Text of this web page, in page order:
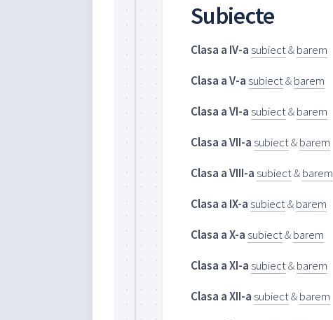
Subiecte
Clasa a IV-a subiect&barem
Clasa a V-a subiect&barem
Clasa a VI-a subiect&barem
Clasa a VII-a subiect&barem
Clasa a VIII-a subiect&barem
Clasa a IX-a subiect&barem
Clasa a X-a subiect&barem
Clasa a XI-a subiect&barem
Clasa a XII-a subiect&barem